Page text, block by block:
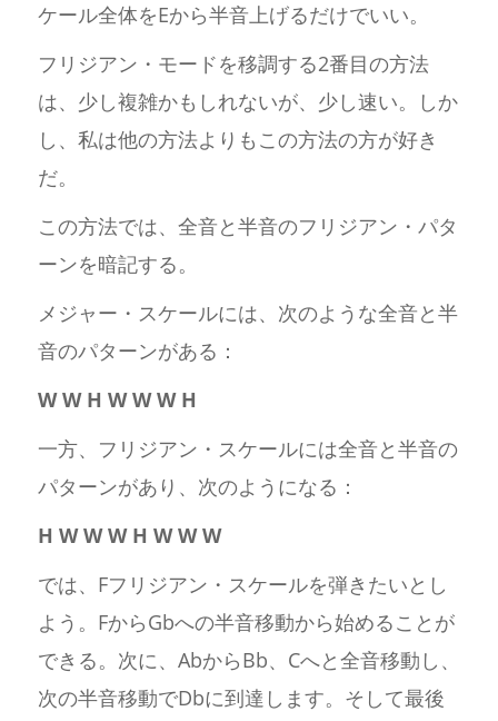
ケール全体をEから半音上げるだけでいい。
フリジアン・モードを移調する2番目の方法
は、少し複雑かもしれないが、少し速い。しか
し、私は他の方法よりもこの方法の方が好き
だ。
この方法では、全音と半音のフリジアン・パタ
ーンを暗記する。
メジャー・スケールには、次のような全音と半
音のパターンがある：
W W H W W W H
一方、フリジアン・スケールには全音と半音の
パターンがあり、次のようになる：
H W W W H W W W
では、Fフリジアン・スケールを弾きたいとし
よう。FからGbへの半音移動から始めることが
できる。次に、AbからBb、Cへと全音移動し、
次の半音移動でDbに到達します。そして最後